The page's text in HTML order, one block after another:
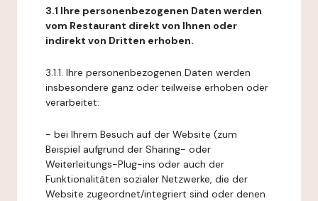
3.1 Ihre personenbezogenen Daten werden
vom Restaurant direkt von Ihnen oder
indirekt von Dritten erhoben.
3.1.1. Ihre personenbezogenen Daten werden
insbesondere ganz oder teilweise erhoben oder
verarbeitet:
- bei Ihrem Besuch auf der Website (zum
Beispiel aufgrund der Sharing- oder
Weiterleitungs-Plug-ins oder auch der
Funktionalitäten sozialer Netzwerke, die der
Website zugeordnet/integriert sind oder denen